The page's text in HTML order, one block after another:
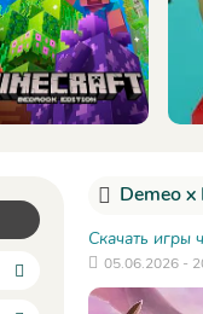
Demeo
Скачать игры
05.06.2026 -